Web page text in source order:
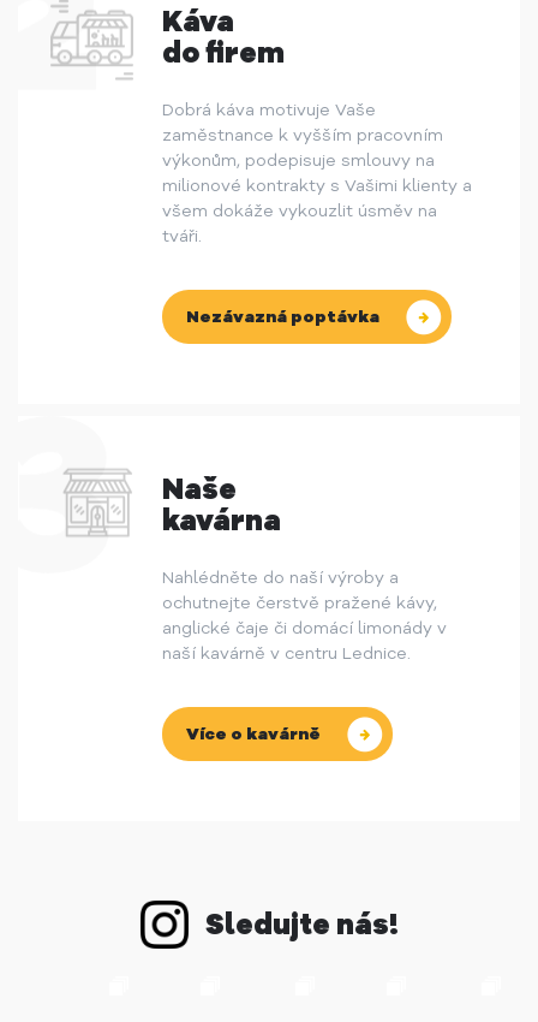
Káva
do firem
Dobrá káva motivuje Vaše
zaměstnance k vyšším pracovním
výkonům, podepisuje smlouvy na
milionové kontrakty s Vašimi klienty a
všem dokáže vykouzlit úsměv na
tváři.
Nezávazná poptávka
Naše
kavárna
Nahlédněte do naší výroby a
ochutnejte čerstvě pražené kávy,
anglické čaje či domácí limonády v
naší kavárně v centru Lednice.
Více o kavárně
Sledujte nás!